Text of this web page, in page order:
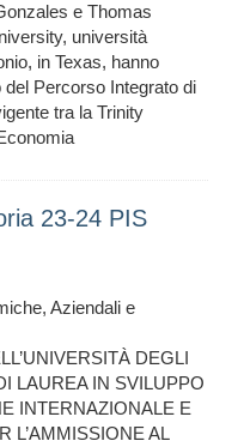
e Thomas
università
in Texas, hanno
Percorso Integrato di
tra la Trinity
23-24 PIS
Aziendali e
DEGLI
LAUREA IN SVILUPPO
INTERNAZIONALE E
L’AMMISSIONE AL